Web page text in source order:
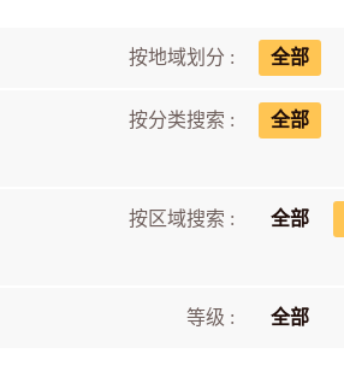
按地域划分 : 全部
按分类搜索 : 全部
按区域搜索 : 全部
等级 : 全部